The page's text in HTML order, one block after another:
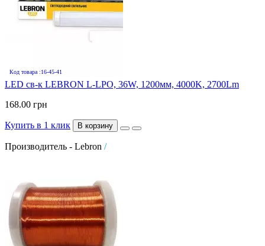
Код товара :16-45-41
LED св-к LEBRON L-LPO, 36W, 1200мм, 4000K, 2700Lm
168.00 грн
Купить в 1 клик В корзину
Производитель - Lebron /